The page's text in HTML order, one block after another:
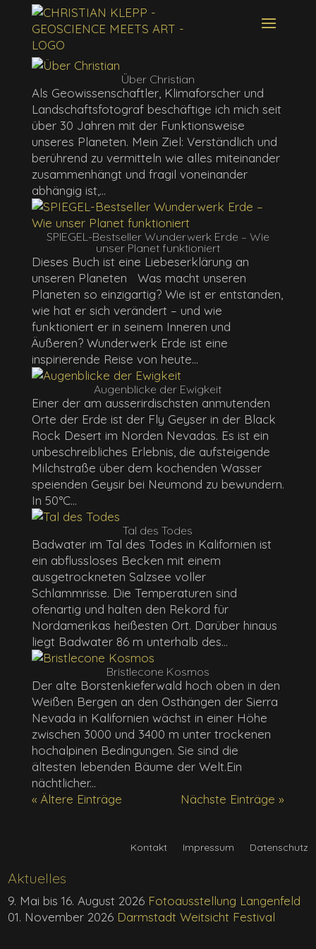
Über Christian
Als Geowissenschaftler, Klimaforscher und
Landschaftsfotograf beschäftige ich mich seit
über 30 Jahren mit der Funktionsweise
unseres Planeten. Mein Ziel: Verständlich und
berührend zu vermitteln wie alles miteinander
zusammenhängt und fragil voneinander
abhängig ist,...
SPIEGEL-Bestseller Wunderwerk Erde – Wie
unser Planet funktioniert
Dieses Buch ist eine Liebeserklärung an
unseren Planeten Was macht unseren
Planeten so einzigartig? Wie ist er entstanden,
wie hat er sich verändert – und wie
funktioniert er in seinem Inneren und
Äußeren? Wunderwerk Erde ist eine
inspirierende Reise von heute...
Augenblicke der Ewigkeit
Einer der am ausserirdischsten anmutenden
Orte der Erde ist der Fly Geyser in der Black
Rock Desert im Norden Nevadas. Es ist ein
unbeschreibliches Erlebnis, die aufsteigende
Milchstraße über dem kochenden Wasser
speienden Geysir bei Neumond zu bewundern.
In 50°C...
Tal des Todes
Badwater im Tal des Todes in Kalifornien ist
ein abflussloses Becken mit einem
ausgetrockneten Salzsee voller
Schlammrisse. Die Temperaturen sind
ofenartig und halten den Rekord für
Nordamerikas heißesten Ort. Darüber hinaus
liegt Badwater 86 m unterhalb des...
Bristlecone Kosmos
Der alte Borstenkieferwald hoch oben in den
Weißen Bergen an den Osthängen der Sierra
Nevada in Kalifornien wächst in einer Höhe
zwischen 3000 und 3400 m unter trockenen
hochalpinen Bedingungen. Sie sind die
ältesten lebenden Bäume der Welt.Ein
nächtlicher...
« Ältere Einträge
Nächste Einträge »
Aktuelles
9. Mai bis 16. August 2026 Fotoausstellung Langenfeld
01. November 2026 Darmstadt Weitsicht Festival
Kontakt Impressum Datenschutz